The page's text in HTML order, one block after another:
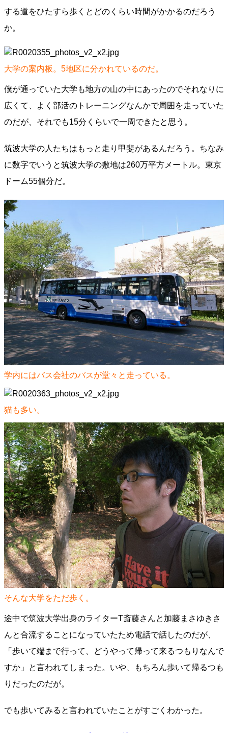
する道をひたすら歩くとどのくらい時間がかかるのだろう
か。
大学の案内板。5地区に分かれているのだ。
僕が通っていた大学も地方の山の中にあったのでそれなりに
広くて、よく部活のトレーニングなんかで周囲を走っていた
のだが、それでも15分くらいで一周できたと思う。
筑波大学の人たちはもっと走り甲斐があるんだろう。ちなみ
に数字でいうと筑波大学の敷地は260万平方メートル。東京
ドーム55個分だ。
学内にはバス会社のバスが堂々と走っている。
猫も多い。
そんな大学をただ歩く。
途中で筑波大学出身のライターT斎藤さんと加藤まさゆきさ
んと合流することになっていたため電話で話したのだが、
「歩いて端まで行って、どうやって帰って来るつもりなんで
すか」と言われてしまった。いや、もちろん歩いて帰るつも
りだったのだが。
でも歩いてみると言われていたことがすごくわかった。